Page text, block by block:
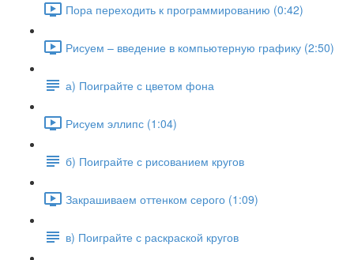
Пора переходить к программированию (0:42)
Рисуем – введение в компьютерную графику (2:50)
а) Поиграйте с цветом фона
Рисуем эллипс (1:04)
б) Поиграйте с рисованием кругов
Закрашиваем оттенком серого (1:09)
в) Поиграйте с раскраской кругов